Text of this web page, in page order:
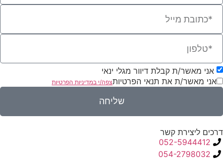
אני מאשר/ת קבלת דיוור מגלי ינאי
אני מאשר/ת את תנאי הפרטיותצפה/י במדיניות הפרטיות
שליחה
דרכים ליצירת קשר
052-5944412
054-2798032